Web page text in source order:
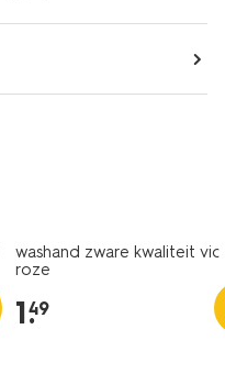
washand zware kwaliteit
roze
1.
49